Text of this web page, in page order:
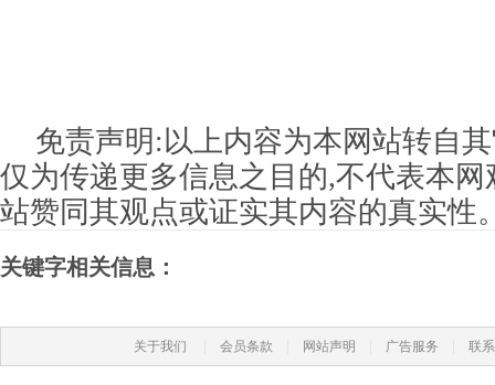
免责声明:以上内容为本网站转自
仅为传递更多信息之目的,不代表本
站赞同其观点或证实其内容的真实性
关键字相关信息：
关于我们 会员条款 网站声明 广告服务 联